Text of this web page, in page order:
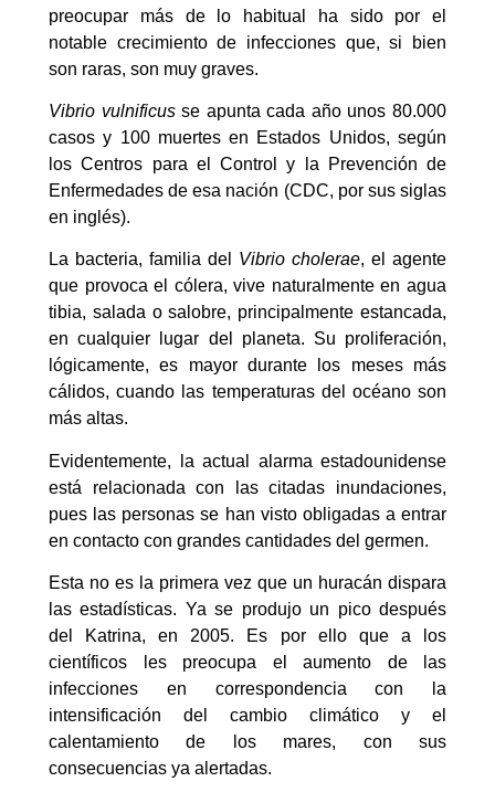
preocupar más de lo habitual ha sido por el
notable crecimiento de infecciones que, si bien
son raras, son muy graves.
Vibrio vulnificusse apunta cada año unos 80.000
casos y 100 muertes en Estados Unidos, según
los Centros para el Control y la Prevención de
Enfermedades de esa nación (CDC, por sus siglas
en inglés).
La bacteria, familia del Vibrio cholerae, el agente
que provoca el cólera, vive naturalmente en agua
tibia, salada o salobre, principalmente estancada,
en cualquier lugar del planeta. Su proliferación,
lógicamente, es mayor durante los meses más
cálidos, cuando las temperaturas del océano son
más altas.
Evidentemente, la actual alarma estadounidense
está relacionada con las citadas inundaciones,
pues las personas se han visto obligadas a entrar
en contacto con grandes cantidades del germen.
Esta no es la primera vez que un huracán dispara
las estadísticas. Ya se produjo un pico después
del Katrina, en 2005. Es por ello que a los
científicos les preocupa el aumento de las
infecciones en correspondencia con la
intensificación del cambio climático y el
calentamiento de los mares, con sus
consecuencias ya alertadas.